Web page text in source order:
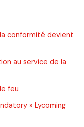
conformité devient
au service de la
feu
» Lycoming